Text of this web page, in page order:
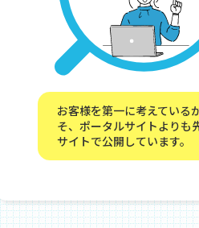
お客様を第一に考えている
そ、ポータルサイトよりも
サイトで公開しています。